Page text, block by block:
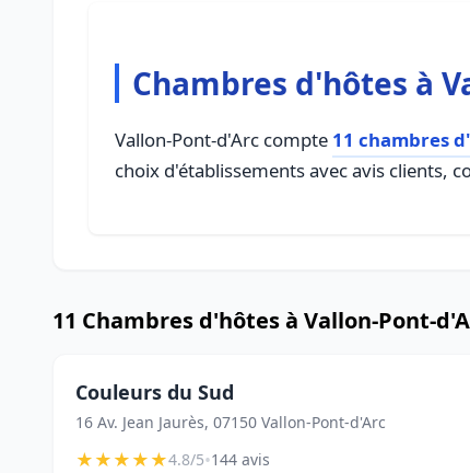
Chambres d'hôtes à
Vallon-Pont-d'Arc compte 11 chambres
choix d'établissements avec avis clients,
11 Chambres d'hôtes à Vallon-Pont-
Couleurs du Sud
16 Av. Jean Jaurès, 07150 Vallon-Pont-d'Arc
★★★★★4.8/5•144 avis